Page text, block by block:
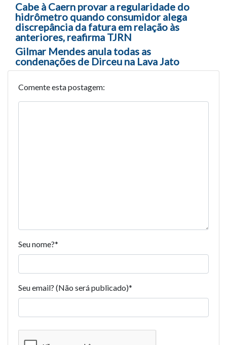
Navegação entre posts
Cabe à Caern provar a regularidade do
hidrômetro quando consumidor alega
discrepância da fatura em relação às
anteriores, reafirma TJRN
Gilmar Mendes anula todas as
condenações de Dirceu na Lava Jato
Comente esta postagem:
Seu nome?*
Seu email? (Não será publicado)*